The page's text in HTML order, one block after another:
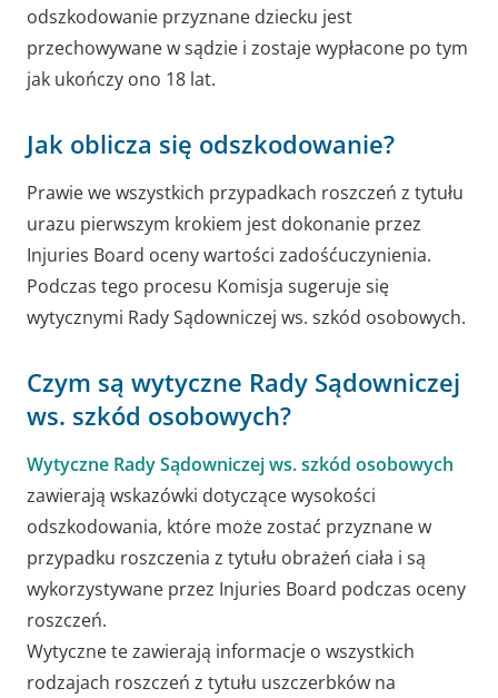
odszkodowanie przyznane dziecku jest
przechowywane w sądzie i zostaje wypłacone po tym
jak ukończy ono 18 lat.
Jak oblicza się odszkodowanie?
Prawie we wszystkich przypadkach roszczeń z tytułu
urazu pierwszym krokiem jest dokonanie przez
Injuries Board oceny wartości zadośćuczynienia.
Podczas tego procesu Komisja sugeruje się
wytycznymi Rady Sądowniczej ws. szkód osobowych.
Czym są wytyczne Rady Sądowniczej
ws. szkód osobowych?
Wytyczne Rady Sądowniczej ws. szkód osobowych
zawierają wskazówki dotyczące wysokości
odszkodowania, które może zostać przyznane w
przypadku roszczenia z tytułu obrażeń ciała i są
wykorzystywane przez Injuries Board podczas oceny
roszczeń.
Wytyczne te zawierają informacje o wszystkich
rodzajach roszczeń z tytułu uszczerbków na